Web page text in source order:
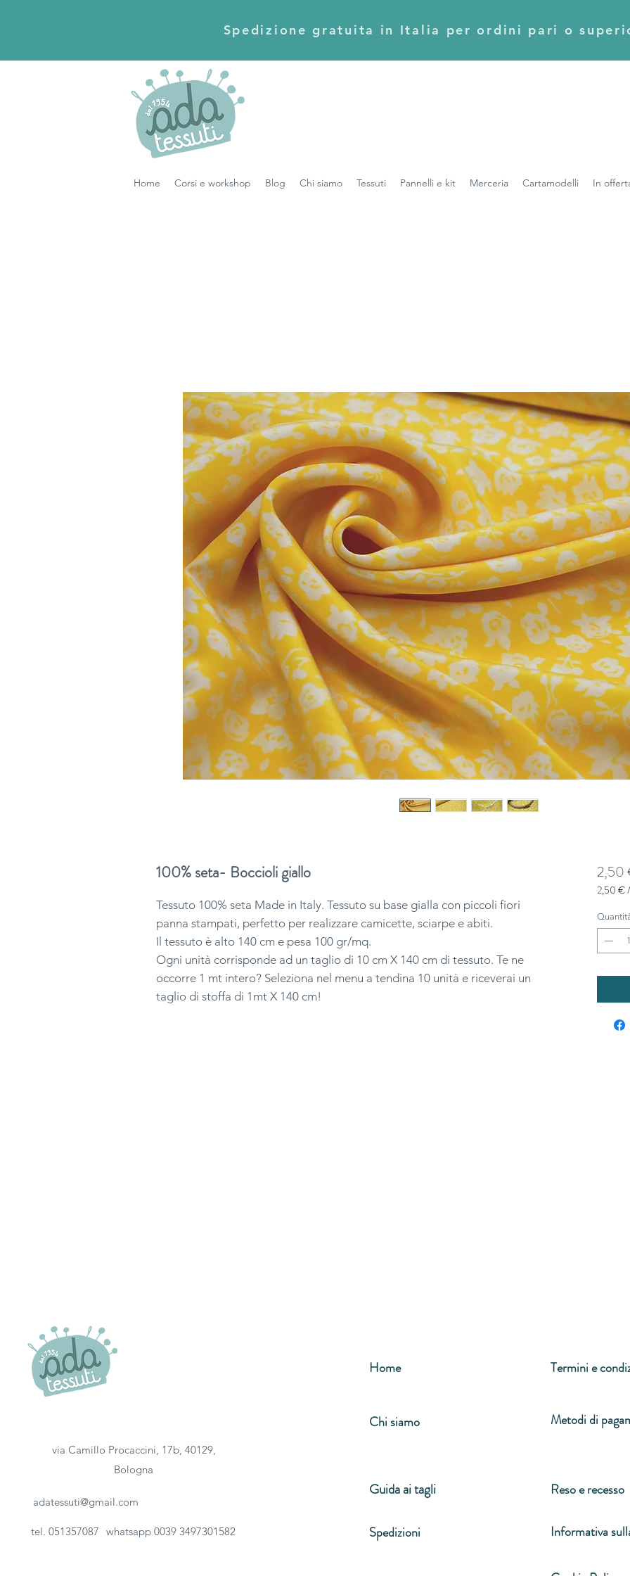
Spedizione gratuita in Italia per ordini pari o
Home Corsi e workshop Blog Chi siamo Tessuti Pannelli e kit Merceria Cartamodelli In
100% seta- Boccioli giallo
Tessuto 100% seta Made in Italy. Tessuto su base gialla con piccoli fiori
panna stampati, perfetto per realizzare camicette, sciarpe e abiti.
Il tessuto è alto 140 cm e pesa 100 gr/mq.
Ogni unità corrisponde ad un taglio di 10 cm X 140 cm di tessuto. Te ne
occorre 1 mt intero? Seleziona nel menu a tendina 10 unità e riceverai un
taglio di stoffa di 1mt X 140 cm!
2,50
2,50 €/
ogni
10
Home
Chi siamo
Termini e
Metodi di
via Camillo Procaccini, 17b, 40129,
Bologna
adatessuti@gmail.com
tel. 051357087 whatsapp 0039 3497301582
Guida ai tagli Reso e recesso
Spedizioni Informativa